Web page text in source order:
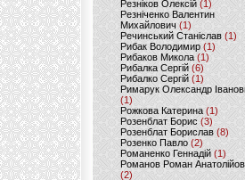
Резніков Олексій(1)
Резніченко Валентин
Михайлович (1)
Речинський Станіслав (1)
Рибак Володимир(1)
Рибаков Микола(1)
Рибалка Сергій (6)
Рибалко Сергій (1)
Римарук Олександр
(1)
Рожкова Катерина(1)
Розенблат Борис (3)
Розенблат Борислав (8)
Розенко Павло (2)
Романенко Геннадій (1)
Романов Роман
(2)